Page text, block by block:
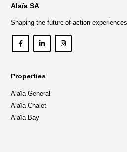
Alaïa SA
Shaping the future of action experiences
Properties
Alaïa General
Alaïa Chalet
Alaïa Bay